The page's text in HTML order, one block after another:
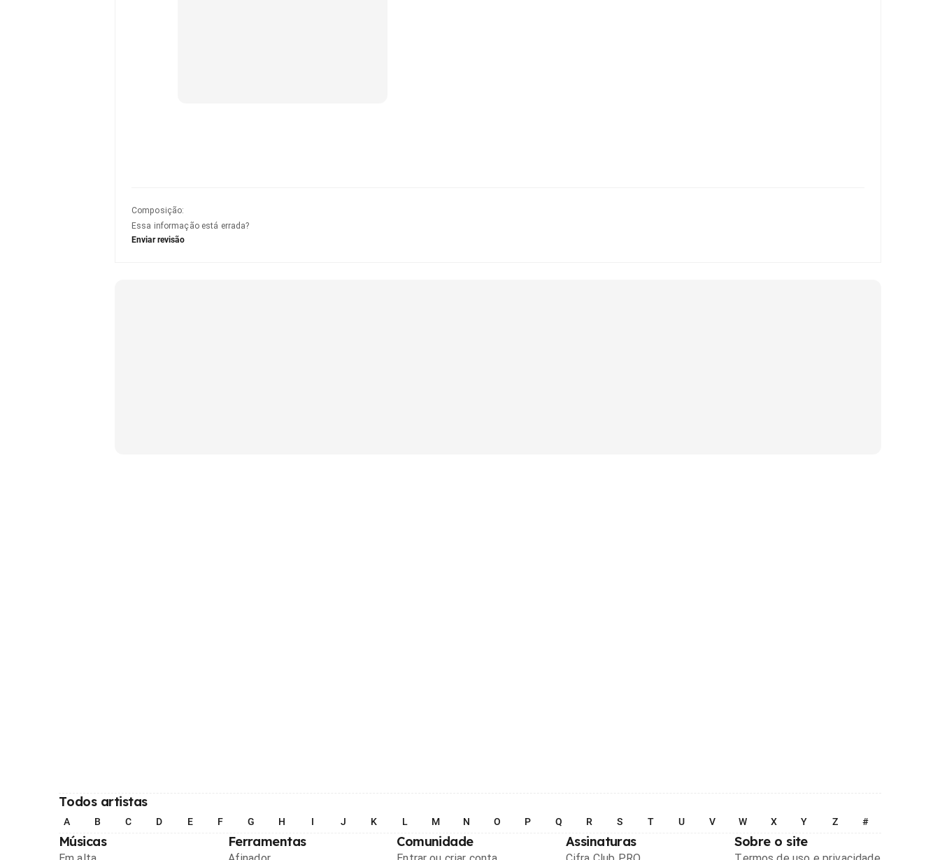
Composição:
Essa informação está errada?
Enviar revisão
Todos artistas
A B C D E F G H I J K L M N O P Q R S T U V W X Y Z #
Músicas Ferramentas Comunidade Assinaturas Sobre o site